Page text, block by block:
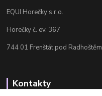
EQUI Horečky s.r.o.
Horečky č. ev. 367
744 01 Frenštát pod Radhoštěm
Kontakty